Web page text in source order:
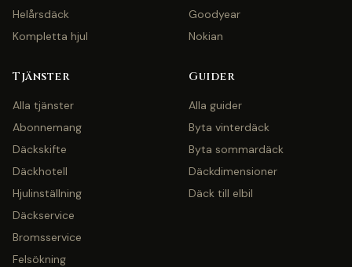
Helårsdäck
Kompletta hjul
Goodyear
Nokian
Tjänster
Alla tjänster
Abonnemang
Däckskifte
Däckhotell
Hjulinställning
Däckservice
Bromsservice
Felsökning
Guider
Alla guider
Byta vinterdäck
Byta sommardäck
Däckdimensioner
Däck till elbil